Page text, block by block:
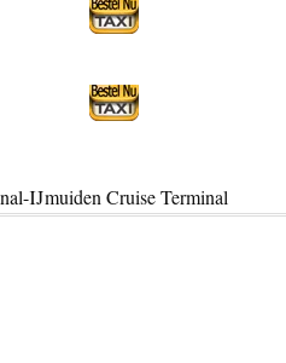
IJmuiden Cruise Terminal